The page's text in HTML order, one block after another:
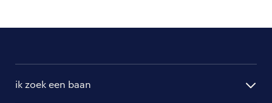
ik zoek een baan